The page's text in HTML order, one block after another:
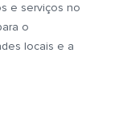
e serviços no
o
locais e a